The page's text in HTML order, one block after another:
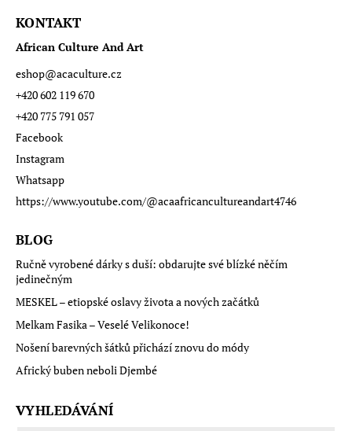
KONTAKT
African Culture And Art
eshop@acaculture.cz
+420 602 119 670
+420 775 791 057
Facebook
Instagram
Whatsapp
https://www.youtube.com/@acaafricancultureandart4746
BLOG
Ručně vyrobené dárky s duší: obdarujte své blízké něčím
jedinečným
MESKEL – etiopské oslavy života a nových začátků
Melkam Fasika – Veselé Velikonoce!
Nošení barevných šátků přichází znovu do módy
Africký buben neboli Djembé
VYHLEDÁVÁNÍ